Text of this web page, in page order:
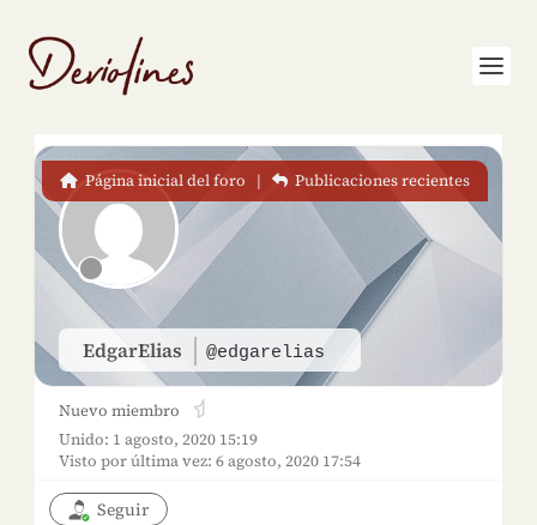
EdgarElias @edgarelias
Página inicial del foro | Publicaciones recientes
Nuevo miembro
Unido: 1 agosto, 2020 15:19
Visto por última vez: 6 agosto, 2020 17:54
Seguir